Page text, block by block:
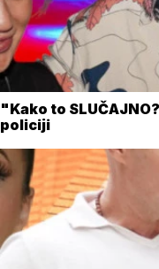
"Kako to
policiji